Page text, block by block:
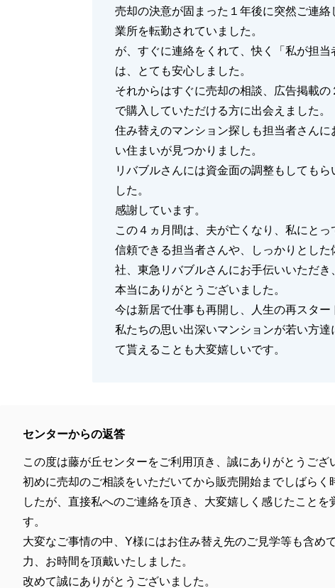
売却の決意が固まった１年後に突然ご連
業所を転勤されていました。
が、すぐに連絡をくれて、快く「私が担
は、とても安心しました。
それからはすぐに売却の相談、広告掲載
で購入していただける方に出会えました。
住み替えのマンション探しも担当者さん
い住まいが見つかりました。
リバブルさんには資金面の調整もしても
した。
感謝しています。
この４ヵ月間は、夫が亡くなり、私にとっ
信頼できる担当者さんや、しっかりとし
社、東急リバブルさんにお手伝いいただき
本当にありがとうございました。
今は新居で仕事も再開し、人生の再スター
私たちの思い出深いマンションが若い方
て貰えることも大変嬉しいです。
センターからの返答
この度は藤が丘センターをご利用頂き、誠にありがとうござ
初めに売却のご相談をいただいてから販売開始までしばらく
したが、直接私へのご連絡を頂き、大変嬉しく感じたことを
す。
大変なご事情の中、Y様にはお住み替え先のご見学等も含め
力、お時間を頂戴いたしました。
改めて誠にありがとうございました。